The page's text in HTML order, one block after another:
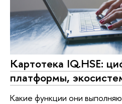
Картотека IQ.HSE:
платформы,
Какие функции они